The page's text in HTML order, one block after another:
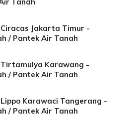
Ciracas Jakarta Timur -
/ Pantek Air Tanah
Tirtamulya Karawang -
/ Pantek Air Tanah
Lippo Karawaci Tangerang -
/ Pantek Air Tanah